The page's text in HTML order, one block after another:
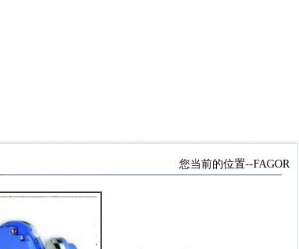
您当前的位置--FAGOR